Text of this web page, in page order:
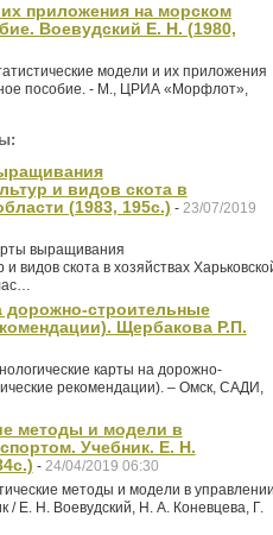
приложения на морском
Воевудский Е. Н. (1980,
модели и их приложения
пособие. - М., ЦРИА «Морфлот»,
и видов скота в
(1983, 195с.) - 23/07/2019
выращивания
и видов скота в хозяйствах
дорожно-строительные
Щербакова Р.П.
карты на дорожно-
рекомендации). – Омск, САДИ,
методы и модели в
Учебник. Е. Н.
- 24/04/2019 06:30
методы и модели в
/ Е. Н. Воевудский, Н. А. Коневцева, Г.